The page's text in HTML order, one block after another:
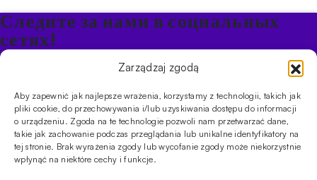
Zarządzaj zgodą
Aby zapewnić jak najlepsze wrażenia, korzystamy z technologii, takich jak
pliki cookie, do przechowywania i/lub uzyskiwania dostępu do informacji
o urządzeniu. Zgoda na te technologie pozwoli nam przetwarzać dane,
takie jak zachowanie podczas przeglądania lub unikalne identyfikatory na
tej stronie. Brak wyrażenia zgody lub wycofanie zgody może niekorzystnie
wpłynąć na niektóre cechy i funkcje.
Следите за нами в социальных
сетях!
Будьте в курсе акций и новостей в Кальяне
ПРОДУКТЫ
КальяныЧашиУгли и розжигПродукты безникотиновые
ИНФОРМАЦИЯ
АКЦИИFAQФирмыПравила работы магазина